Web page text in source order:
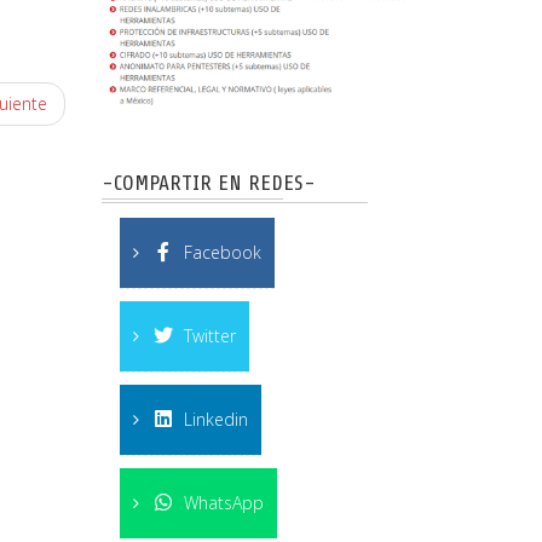
-COMPARTIR EN REDES-
Facebook
Twitter
Linkedin
WhatsApp